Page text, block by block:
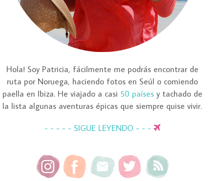
Hola! Soy Patricia, fácilmente me podrás encontrar de
ruta por Noruega, haciendo fotos en Seúl o comiendo
paella en Ibiza. He viajado a casi 50 países y tachado de
la lista algunas aventuras épicas que siempre quise vivir.
- - - - - SIGUE LEYENDO - - -